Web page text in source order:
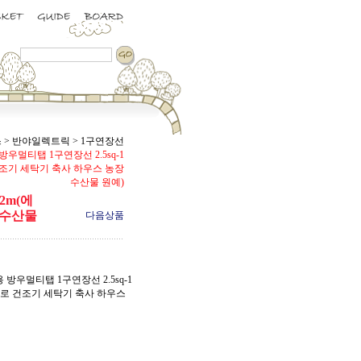
> 반야일렉트릭 > 1구연장선
우멀티탭 1구연장선 2.5sq-1
기 세탁기 축사 하우스 농장
수산물 원예)
에
산물
다음상품
방우멀티탭 1구연장선 2.5sq-1
건조기 세탁기 축사 하우스